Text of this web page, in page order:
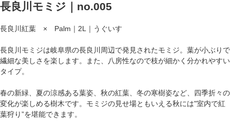
長良川モミジ｜no.005
長良川紅葉 × Palm｜2L｜うぐいす
長良川モミジは岐阜県の長良川周辺で発見されたモミジ。葉が小ぶりで
繊細な美しさを楽します。また、八房性なので枝が細かく分かれやすい
タイプ。
春の新緑、夏の涼感ある葉姿、秋の紅葉、冬の寒樹姿など、四季折々の
変化が楽しめる樹木です。モミジの見せ場ともいえる秋には"室内で紅
葉狩り”を堪能できます。